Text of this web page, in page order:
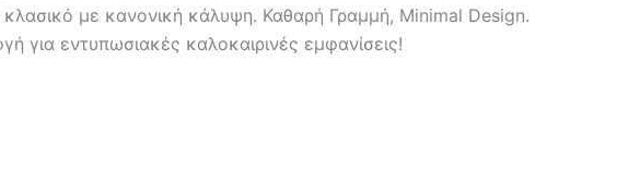
κλασικό με κανονική κάλυψη. Καθαρή Γραμμή, Minimal Design.
για εντυπωσιακές καλοκαιρινές εμφανίσεις!